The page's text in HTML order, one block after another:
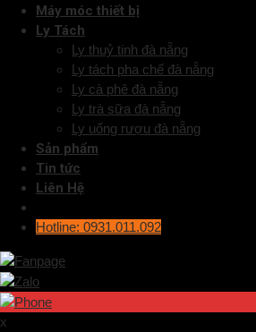
Máy móc thiết bị
Ly Tách
Ly thuỷ tinh đà nẵng
Ly tách pha chế đà nẵng
Ly cà phê đà nẵng
Ly trà sữa đà nẵng
Ly uống rượu đà nẵng
Sản phẩm
Tin tức
Liên Hệ
Hotline: 0931.011.092
x